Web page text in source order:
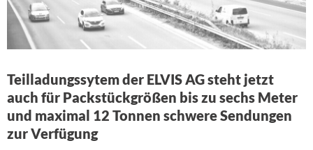
Teilladungssytem der ELVIS AG steht jetzt
auch für Packstückgrößen bis zu sechs Meter
und maximal 12 Tonnen schwere Sendungen
zur Verfügung